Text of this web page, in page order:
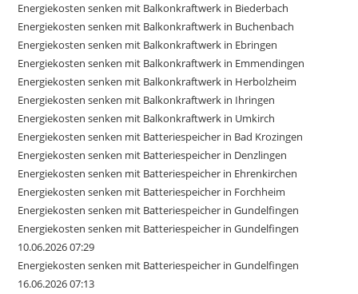
Energiekosten senken mit Balkonkraftwerk in Biederbach
Energiekosten senken mit Balkonkraftwerk in Buchenbach
Energiekosten senken mit Balkonkraftwerk in Ebringen
Energiekosten senken mit Balkonkraftwerk in Emmendingen
Energiekosten senken mit Balkonkraftwerk in Herbolzheim
Energiekosten senken mit Balkonkraftwerk in Ihringen
Energiekosten senken mit Balkonkraftwerk in Umkirch
Energiekosten senken mit Batteriespeicher in Bad Krozingen
Energiekosten senken mit Batteriespeicher in Denzlingen
Energiekosten senken mit Batteriespeicher in Ehrenkirchen
Energiekosten senken mit Batteriespeicher in Forchheim
Energiekosten senken mit Batteriespeicher in Gundelfingen
Energiekosten senken mit Batteriespeicher in Gundelfingen
10.06.2026 07:29
Energiekosten senken mit Batteriespeicher in Gundelfingen
16.06.2026 07:13